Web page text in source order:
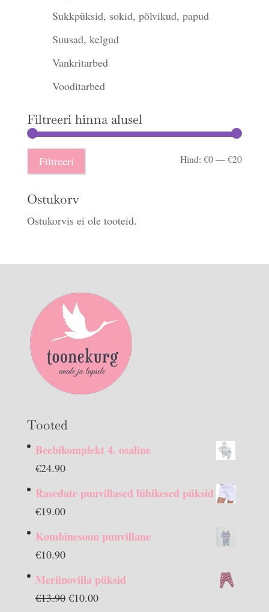
Sukkpüksid, sokid, põlvikud, papud
Suusad, kelgud
Vankritarbed
Vooditarbed
Filtreeri hinna alusel
Filtreeri Hind:€0—€20
Ostukorv
Ostukorvis ei ole tooteid.
Tooted
Beebikomplekt 4. osaline
€24.90
Rasedate puuvillased lühikesed püksid
€19.00
Kombinesoon puuvillane
€10.90
Meriinovilla püksid
€13.90 Algne
€10.00Praegune